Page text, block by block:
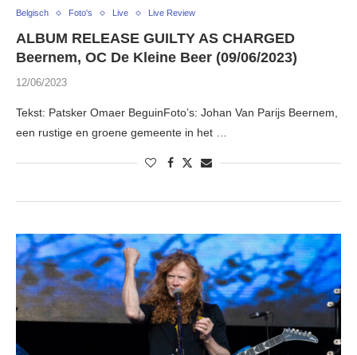
Belgisch Foto's Live Live Review
ALBUM RELEASE GUILTY AS CHARGED
Beernem, OC De Kleine Beer (09/06/2023)
12/06/2023
Tekst: Patsker Omaer BeguinFoto’s: Johan Van Parijs Beernem,
een rustige en groene gemeente in het …